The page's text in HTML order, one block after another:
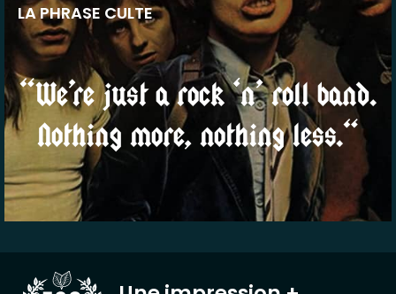
LA PHRASE CULTE
“We’re just a rock ‘n’ roll band.
Nothing more, nothing less.“